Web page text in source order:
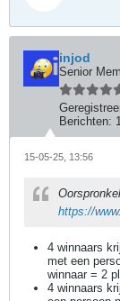
injod
Senior
Berichten:
15-05-25, 13:56
https://
4 winnaars
met een
winnaar = 2
4 winnaars